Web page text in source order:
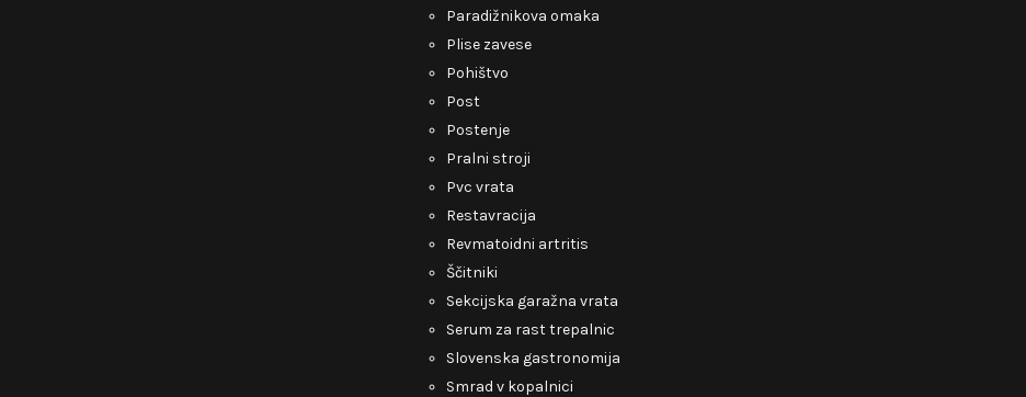
Paradižnikova omaka
Plise zavese
Pohištvo
Post
Postenje
Pralni stroji
Pvc vrata
Restavracija
Revmatoidni artritis
Ščitniki
Sekcijska garažna vrata
Serum za rast trepalnic
Slovenska gastronomija
Smrad v kopalnici